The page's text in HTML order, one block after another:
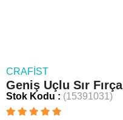
CRAFIST
Geniş Uçlu Sır
Stok Kodu (15391031)